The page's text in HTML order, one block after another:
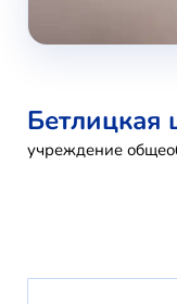
Бетлицкая
учреждение